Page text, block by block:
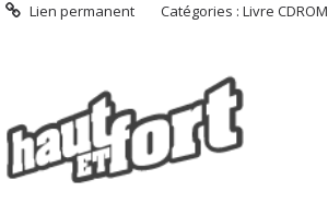
Lien permanent Catégories :Livre CDROM